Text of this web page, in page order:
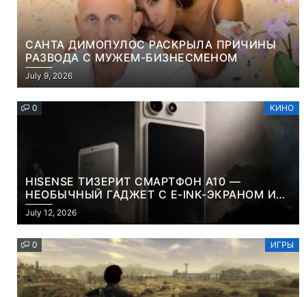
САНТА ДИМОПУЛОС РАСКРЫЛА ПРИЧИНЫ
РАЗВОДА С МУЖЕМ-БИЗНЕСМЕНОМ
July 9, 2026
0 КИНО
HISENSE ТИЗЕРИТ СМАРТФОН A10 —
НЕОБЫЧНЫЙ ГАДЖЕТ С E-INK-ЭКРАНОМ И
СЪЕМНОЙ LCD-ПАНЕЛЬЮ ДЛЯ ЦВЕТНОГО
КОНТЕНТА И СОЦСЕТЕЙ
July 12, 2026
0 ИГРЫ